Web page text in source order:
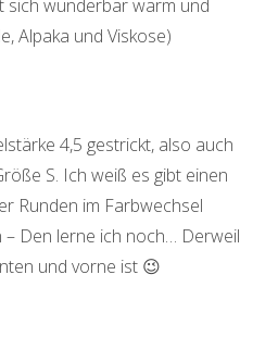
sich wunderbar warm und
Alpaka und Viskose)
4,5 gestrickt, also auch
S. Ich weiß es gibt einen
Runden im Farbwechsel
– Den lerne ich noch… Derweil
und vorne ist 😉